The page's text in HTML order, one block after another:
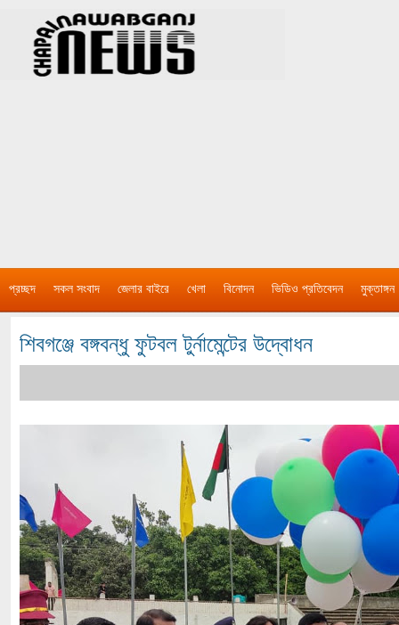
প্রচ্ছদ সকল সংবাদ জেলার বাইরে খেলা বিনোদন ভিডিও প্রতিবেদন মুক্তাঙ্গন
শিবগঞ্জে বঙ্গবন্ধু ফুটবল টুর্নামেন্টের উদ্বোধন